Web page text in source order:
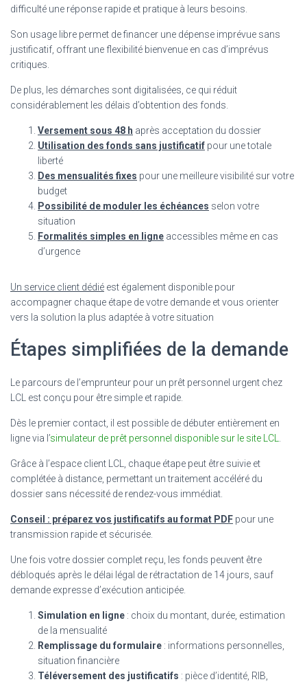
difficulté une réponse rapide et pratique à leurs besoins.
Son usage libre permet de financer une dépense imprévue sans
justificatif, offrant une flexibilité bienvenue en cas d’imprévus
critiques.
De plus, les démarches sont digitalisées, ce qui réduit
considérablement les délais d’obtention des fonds.
Versement sous 48 h après acceptation du dossier
Utilisation des fonds sans justificatif pour une totale
liberté
Des mensualités fixes pour une meilleure visibilité sur votre
budget
Possibilité de moduler les échéances selon votre
situation
Formalités simples en ligne accessibles même en cas
d’urgence
Un service client dédié est également disponible pour
accompagner chaque étape de votre demande et vous orienter
vers la solution la plus adaptée à votre situation
Étapes simplifiées de la demande
Le parcours de l’emprunteur pour un prêt personnel urgent chez
LCL est conçu pour être simple et rapide.
Dès le premier contact, il est possible de débuter entièrement en
ligne via l’simulateur de prêt personnel disponible sur le site LCL
Grâce à l’espace client LCL, chaque étape peut être suivie et
complétée à distance, permettant un traitement accéléré du
dossier sans nécessité de rendez-vous immédiat.
Conseil : préparez vos justificatifs au format PDF pour une
transmission rapide et sécurisée.
Une fois votre dossier complet reçu, les fonds peuvent être
débloqués après le délai légal de rétractation de 14 jours, sauf
demande expresse d’exécution anticipée.
Simulation en ligne : choix du montant, durée, estimation
de la mensualité
Remplissage du formulaire : informations personnelles,
situation financière
Téléversement des justificatifs : pièce d’identité, RIB,